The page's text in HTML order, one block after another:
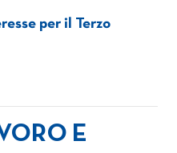
per il Terzo
E